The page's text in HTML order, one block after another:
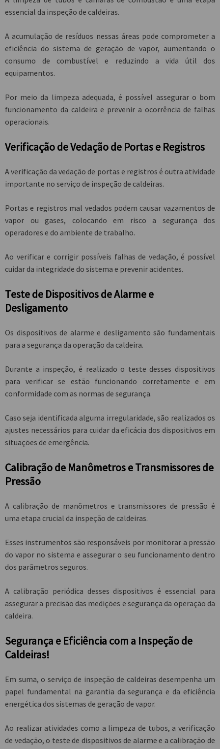
essencial da inspeção de caldeiras.
A acumulação de resíduos nessas áreas pode comprometer a
eficiência do sistema de geração de vapor, aumentando o
consumo de combustível e reduzindo a vida útil dos
equipamentos.
Por meio da limpeza adequada, é possível assegurar o bom
funcionamento da caldeira e prevenir a ocorrência de falhas
operacionais.
Verificação de Vedação de Portas e Registros
A verificação da vedação de portas e registros é outra atividade
importante no serviço de inspeção de caldeiras.
Portas e registros mal vedados podem causar vazamentos de
vapor ou gases, colocando em risco a segurança dos
operadores e do ambiente de trabalho.
Ao verificar e corrigir possíveis falhas de vedação, é possível
cuidar da integridade do sistema e prevenir acidentes.
Teste de Dispositivos de Alarme e
Desligamento
Os dispositivos de alarme e desligamento são fundamentais
para a segurança da operação da caldeira.
Durante a inspeção, é realizado o teste desses dispositivos
para verificar se estão funcionando corretamente e em
conformidade com as normas de segurança.
Caso seja identificada alguma irregularidade, são realizados os
ajustes necessários para cuidar da eficácia dos dispositivos em
situações de emergência.
Calibração de Manômetros e Transmissores de
Pressão
A calibração de manômetros e transmissores de pressão é
uma etapa crucial da inspeção de caldeiras.
Esses instrumentos são responsáveis por monitorar a pressão
do vapor no sistema e assegurar o seu funcionamento dentro
dos parâmetros seguros.
A calibração periódica desses dispositivos é essencial para
assegurar a precisão das medições e segurança da operação da
caldeira.
Segurança e Eficiência com a Inspeção de
Caldeiras!
Em suma, o serviço de inspeção de caldeiras desempenha um
papel fundamental na garantia da segurança e da eficiência
energética dos sistemas de geração de vapor.
Ao realizar atividades como a limpeza de tubos, a verificação
de vedação, o teste de dispositivos de alarme e a calibração de